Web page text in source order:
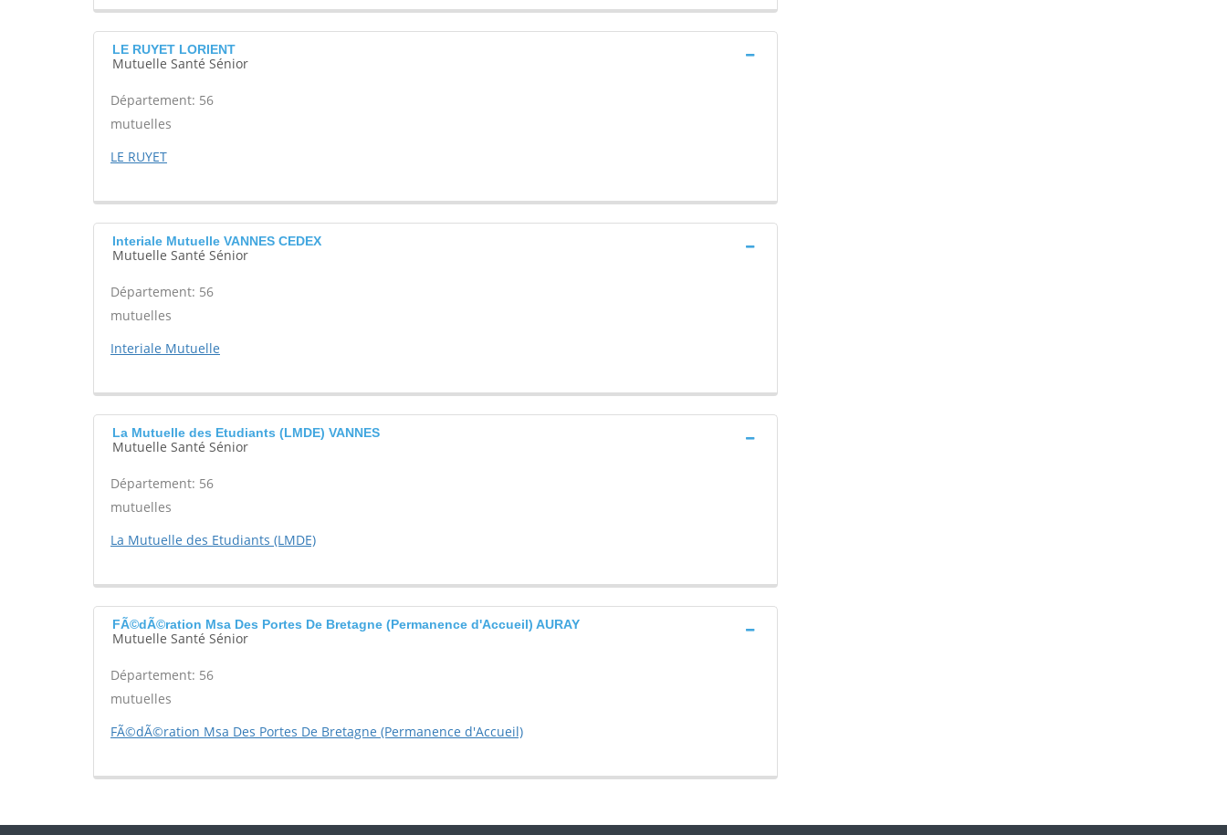
LE RUYET LORIENT
Mutuelle Santé Sénior
Département: 56
mutuelles
LE RUYET
Interiale Mutuelle VANNES CEDEX
Mutuelle Santé Sénior
Département: 56
mutuelles
Interiale Mutuelle
La Mutuelle des Etudiants (LMDE) VANNES
Mutuelle Santé Sénior
Département: 56
mutuelles
La Mutuelle des Etudiants (LMDE)
FÃ©dÃ©ration Msa Des Portes De Bretagne (Permanence d'Accueil) AURAY
Mutuelle Santé Sénior
Département: 56
mutuelles
FÃ©dÃ©ration Msa Des Portes De Bretagne (Permanence d'Accueil)